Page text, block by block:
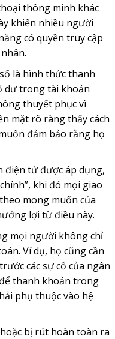
thông minh khác
khiến nhiều người
có quyền truy cập
là hình thức thanh
dư trong tài khoản
thuyết phục vì
mặt rõ ràng thấy cách
đảm bảo rằng họ
điện tử được áp dụng,
khi đó mọi giao
mong muốn của
lợi từ điều này.
mọi người không chỉ
Ví dụ, họ cũng cần
các sự cố của ngân
thanh khoản trong
phụ thuộc vào hệ
bị rút hoàn toàn ra